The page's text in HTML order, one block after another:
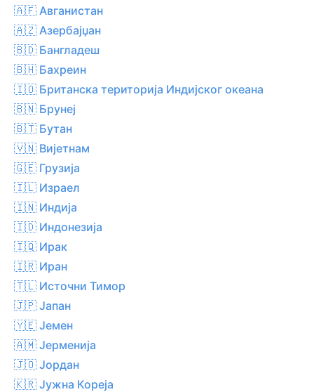
🇦🇫 Авганистан
🇦🇿 Азербајџан
🇧🇩 Бангладеш
🇧🇭 Бахреин
🇮🇴 Британска територија Индијског океана
🇧🇳 Брунеј
🇧🇹 Бутан
🇻🇳 Вијетнам
🇬🇪 Грузија
🇮🇱 Израел
🇮🇳 Индија
🇮🇩 Индонезија
🇮🇶 Ирак
🇮🇷 Иран
🇹🇱 Источни Тимор
🇯🇵 Јапан
🇾🇪 Јемен
🇦🇲 Јерменија
🇯🇴 Јордан
🇰🇷 Јужна Кореја